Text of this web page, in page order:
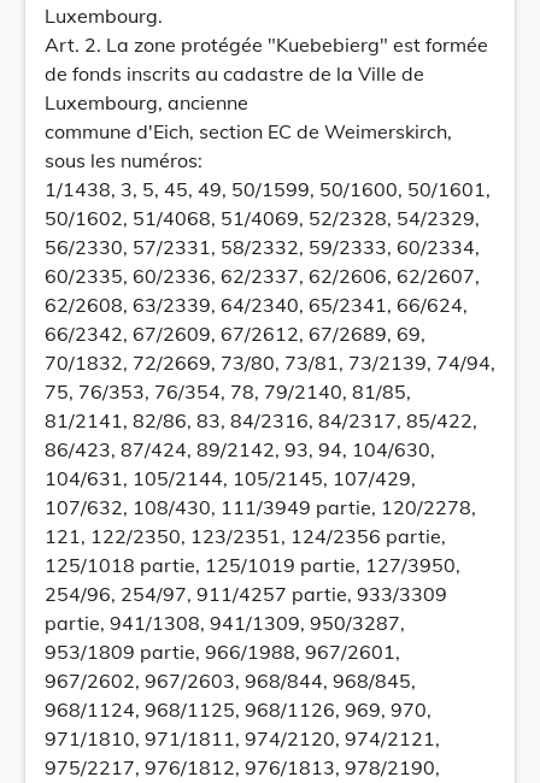
Luxembourg.
Art. 2. La zone protégée "Kuebebierg" est formée
de fonds inscrits au cadastre de la Ville de
Luxembourg, ancienne
commune d'Eich, section EC de Weimerskirch,
sous les numéros:
1/1438, 3, 5, 45, 49, 50/1599, 50/1600, 50/1601,
50/1602, 51/4068, 51/4069, 52/2328, 54/2329,
56/2330, 57/2331, 58/2332, 59/2333, 60/2334,
60/2335, 60/2336, 62/2337, 62/2606, 62/2607,
62/2608, 63/2339, 64/2340, 65/2341, 66/624,
66/2342, 67/2609, 67/2612, 67/2689, 69,
70/1832, 72/2669, 73/80, 73/81, 73/2139, 74/94,
75, 76/353, 76/354, 78, 79/2140, 81/85,
81/2141, 82/86, 83, 84/2316, 84/2317, 85/422,
86/423, 87/424, 89/2142, 93, 94, 104/630,
104/631, 105/2144, 105/2145, 107/429,
107/632, 108/430, 111/3949 partie, 120/2278,
121, 122/2350, 123/2351, 124/2356 partie,
125/1018 partie, 125/1019 partie, 127/3950,
254/96, 254/97, 911/4257 partie, 933/3309
partie, 941/1308, 941/1309, 950/3287,
953/1809 partie, 966/1988, 967/2601,
967/2602, 967/2603, 968/844, 968/845,
968/1124, 968/1125, 968/1126, 969, 970,
971/1810, 971/1811, 974/2120, 974/2121,
975/2217, 976/1812, 976/1813, 978/2190,